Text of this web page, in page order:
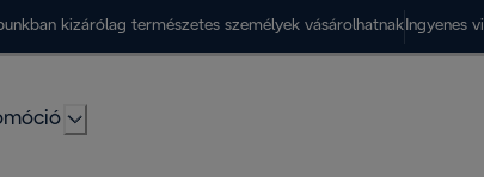
kizárólag természetes személyek vásárolhatnak Ingyenes